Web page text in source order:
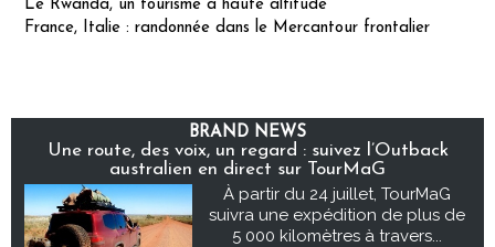
Le Rwanda, un tourisme à haute altitude
France, Italie : randonnée dans le Mercantour frontalier
BRAND NEWS
Une route, des voix, un regard : suivez l’Outback
australien en direct sur TourMaG
À partir du 24 juillet, TourMaG
suivra une expédition de plus de
5 000 kilomètres à travers...